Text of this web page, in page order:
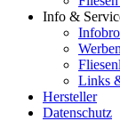
Info &
Links
Hersteller
Datenschutz